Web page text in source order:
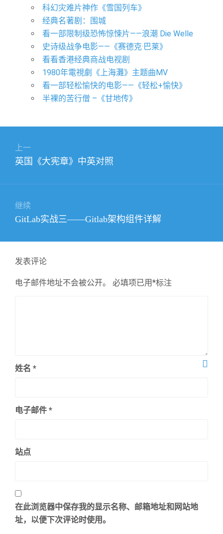
科幻灾难片神作《雪国列车》
经典名著剧：围城
看一部限制级恐怖惊悚片——浪潮 Die Welle
史诗级战争电影——《赛德克·巴莱》
看看香港经典商战电视剧
1980年電視劇《上海灘》主题曲MV
看一部轻松愉快的电影——《轻松+愉快》
半裸的苦行僧 –《甘地传》
上一
上
章：
英国《大宪章》中英对照
继续
下
文
章：
GitLab实战三——Gitlab架构组件详解
发表评论
电子邮件地址不会被公开。 必填项已用*标注
姓名 *
电子邮件 *
站点
在此浏览器中保存我的显示名称、邮箱地址和网站地
址，以便下次评论时使用。